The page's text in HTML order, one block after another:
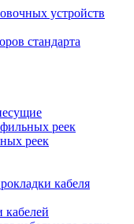
устройств
стандарта
реек
реек
кабеля